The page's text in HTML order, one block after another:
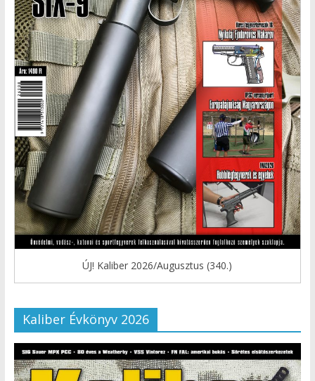
ÚJ! Kaliber 2026/Augusztus (340.)
Kaliber Évkönyv 2026